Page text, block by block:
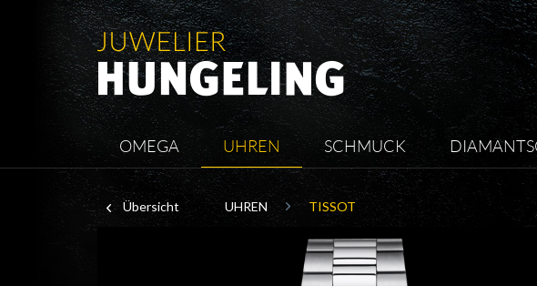
OMEGA UHREN SCHMUCK
Übersicht UHREN TISSOT